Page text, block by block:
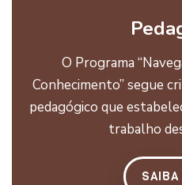
O Programa
Conhecimento” segue
pedagógico que
trabalho
SAIBA